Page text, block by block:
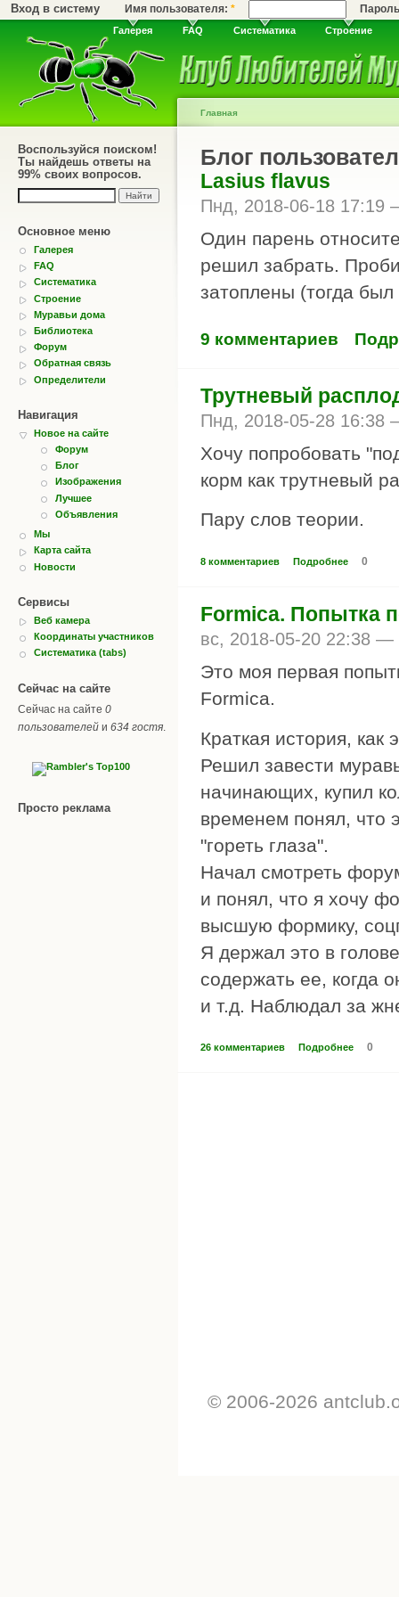
Вход в систему Имя пользователя:*
Галерея FAQ Систематика Строение
Воспользуйся поиском!
Ты найдешь ответы на
99% своих вопросов.
Основное меню
Галерея
FAQ
Систематика
Строение
Муравьи дома
Библиотека
Форум
Обратная связь
Определители
Навигация
Новое на сайте
Форум
Блог
Изображения
Лучшее
Объявления
Мы
Карта сайта
Новости
Сервисы
Веб камера
Координаты участников
Систематика (tabs)
Сейчас на сайте
Сейчас на сайте 0
пользователей и 634 гостя
Просто реклама
Главная
Блог
Lasius flavus
Пнд, 2018-06-18
Один парень
решил забрать.
затоплены (тогда
9 комментариев
Трутневый
Пнд, 2018-05-28
Хочу попробовать
корм как трутневый
Пару слов теории.
8 комментариев Подробнее 0
Formica. Попытка
вс, 2018-05-20 22:38 —
Это моя первая
Formica.
Краткая история, как
Решил завести
начинающих, купил
временем понял, что
"гореть глаза".
Начал смотреть
и понял, что я хочу
высшую формику,
Я держал это в
содержать ее, когда
и т.д. Наблюдал за
26 комментариев Подробнее 0
© 2006-2026